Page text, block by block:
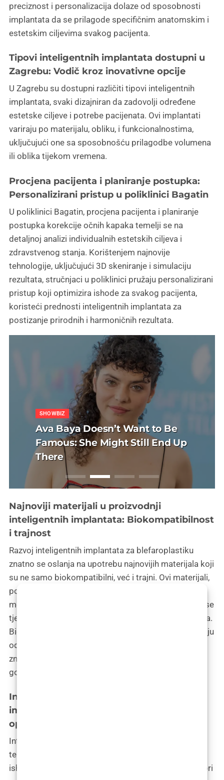
preciznost i personalizacija dolaze od sposobnosti
implantata da se prilagode specifičnim anatomskim i
estetskim ciljevima svakog pacijenta.
Tipovi inteligentnih implantata dostupni u
Zagrebu: Vodič kroz inovativne opcije
U Zagrebu su dostupni različiti tipovi inteligentnih
implantata, svaki dizajniran da zadovolji određene
estetske ciljeve i potrebe pacijenata. Ovi implantati
variraju po materijalu, obliku, i funkcionalnostima,
uključujući one sa sposobnošću prilagodbe volumena
ili oblika tijekom vremena.
Procjena pacijenta i planiranje postupka:
Personalizirani pristup u poliklinici Bagatin
U poliklinici Bagatin, procjena pacijenta i planiranje
postupka korekcije očnih kapaka temelji se na
detaljnoj analizi individualnih estetskih ciljeva i
zdravstvenog stanja. Korištenjem najnovije
tehnologije, uključujući 3D skeniranje i simulaciju
rezultata, stručnjaci u poliklinici pružaju personalizirani
pristup koji optimizira ishode za svakog pacijenta,
koristeći prednosti inteligentnih implantata za
postizanje prirodnih i harmoničnih rezultata.
transplantacija
glava koja više
i Tihana:
Reddit opsesije
SHOWBIZ
Ava Baya Doesn’t Want to Be
Famous: She Might Still End Up
There
UNCATEGORIZED
Politička misa na
Kad Thompson
naplaćuje
HAIR CARE
Sapphire FUE
kose u Sarajevu:
ne traži kut za
REDDIT
Sushi,
Anatomija jedne
Najnoviji materijali u proizvodnji
inteligentnih implantata: Biokompatibilnost
i trajnost
Razvoj inteligentnih implantata za blefaroplastiku
znatno se oslanja na upotrebu najnovijih materijala koji
su ne samo biokompatibilni, već i trajni. Ovi materijali,
poput naprednih polimera i bioinženjeringom
modificiranih tkiva, dizajnirani su da traju i prilagode se
tjelesnom okruženju bez izazivanja negativnih reakcija.
Biokompatibilnost osigurava da implantati ne izazivaju
odbacivanje, upale ili alergijske reakcije, dok trajnost
znači da će rezultati operacije ostati stabilni dugi niz
godina.
Integracija senzorske tehnologije u
implantate: Praćenje zdravlja i ishoda
operacije
Inteligentni implantati sve više koriste senzorsku
tehnologiju za praćenje zdravstvenog stanja tkiva i
ishoda operacije u realnom vremenu. Ugrađeni senzori